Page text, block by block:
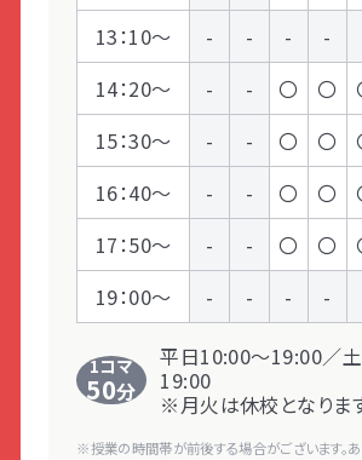
13：10～
- - - -
14：20～
- - 〇 〇
15：30～
- - 〇 〇
16：40～
- - 〇 〇
17：50～
- - 〇 〇
19：00～
- - - -
1コマ
50分
平日10:00～19:00／
19:00
※月火は休校となります
授業の時間帯が前後する場合がございます。